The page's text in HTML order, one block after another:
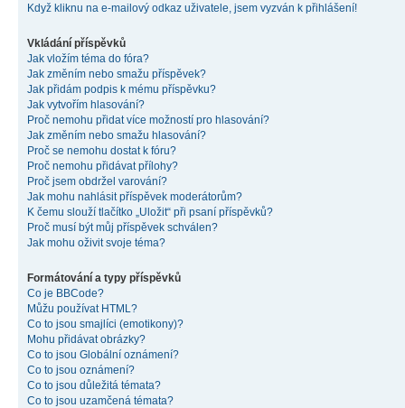
Když kliknu na e-mailový odkaz uživatele, jsem vyzván k přihlášení!
Vkládání příspěvků
Jak vložím téma do fóra?
Jak změním nebo smažu příspěvek?
Jak přidám podpis k mému příspěvku?
Jak vytvořím hlasování?
Proč nemohu přidat více možností pro hlasování?
Jak změním nebo smažu hlasování?
Proč se nemohu dostat k fóru?
Proč nemohu přidávat přílohy?
Proč jsem obdržel varování?
Jak mohu nahlásit příspěvek moderátorům?
K čemu slouží tlačítko „Uložit“ při psaní příspěvků?
Proč musí být můj příspěvek schválen?
Jak mohu oživit svoje téma?
Formátování a typy příspěvků
Co je BBCode?
Můžu používat HTML?
Co to jsou smajlíci (emotikony)?
Mohu přidávat obrázky?
Co to jsou Globální oznámení?
Co to jsou oznámení?
Co to jsou důležitá témata?
Co to jsou uzamčená témata?